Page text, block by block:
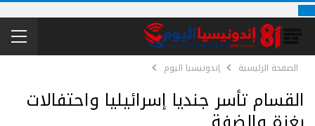
الصفحة الرئيسية إندونيسيا اليوم
القسام تأسر جنديا إسرائيليا واحتفالات